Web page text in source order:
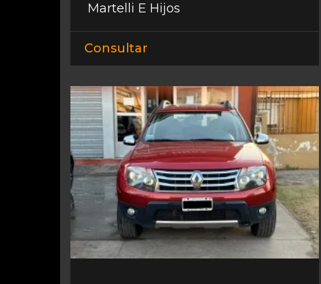
Martelli E Hijos
Consultar